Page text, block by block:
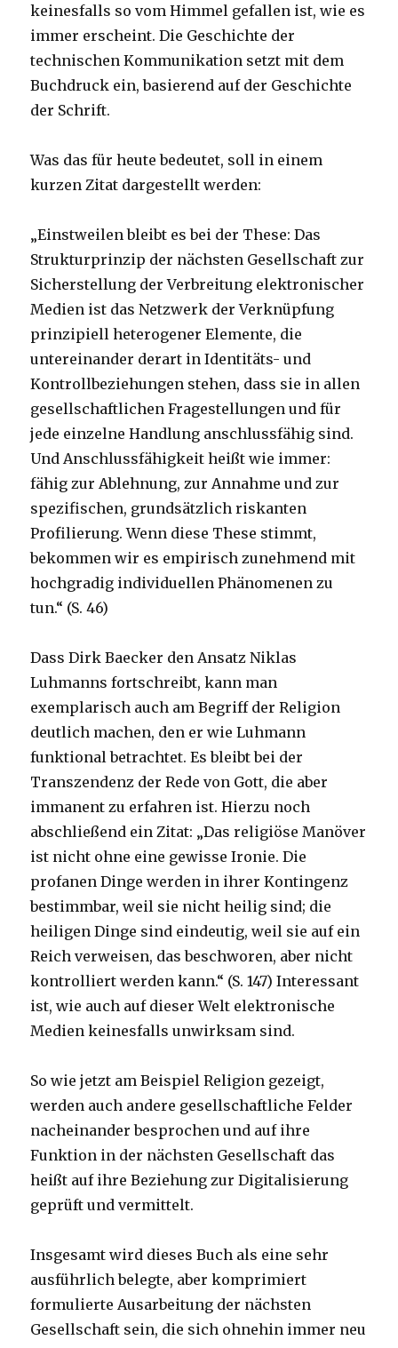
keinesfalls so vom Himmel gefallen ist, wie es
immer erscheint. Die Geschichte der
technischen Kommunikation setzt mit dem
Buchdruck ein, basierend auf der Geschichte
der Schrift.
Was das für heute bedeutet, soll in einem
kurzen Zitat dargestellt werden:
„Einstweilen bleibt es bei der These: Das
Strukturprinzip der nächsten Gesellschaft zur
Sicherstellung der Verbreitung elektronischer
Medien ist das Netzwerk der Verknüpfung
prinzipiell heterogener Elemente, die
untereinander derart in Identitäts- und
Kontrollbeziehungen stehen, dass sie in allen
gesellschaftlichen Fragestellungen und für
jede einzelne Handlung anschlussfähig sind.
Und Anschlussfähigkeit heißt wie immer:
fähig zur Ablehnung, zur Annahme und zur
spezifischen, grundsätzlich riskanten
Profilierung. Wenn diese These stimmt,
bekommen wir es empirisch zunehmend mit
hochgradig individuellen Phänomenen zu
tun.“ (S. 46)
Dass Dirk Baecker den Ansatz Niklas
Luhmanns fortschreibt, kann man
exemplarisch auch am Begriff der Religion
deutlich machen, den er wie Luhmann
funktional betrachtet. Es bleibt bei der
Transzendenz der Rede von Gott, die aber
immanent zu erfahren ist. Hierzu noch
abschließend ein Zitat: „Das religiöse Manöver
ist nicht ohne eine gewisse Ironie. Die
profanen Dinge werden in ihrer Kontingenz
bestimmbar, weil sie nicht heilig sind; die
heiligen Dinge sind eindeutig, weil sie auf ein
Reich verweisen, das beschworen, aber nicht
kontrolliert werden kann.“ (S. 147) Interessant
ist, wie auch auf dieser Welt elektronische
Medien keinesfalls unwirksam sind.
So wie jetzt am Beispiel Religion gezeigt,
werden auch andere gesellschaftliche Felder
nacheinander besprochen und auf ihre
Funktion in der nächsten Gesellschaft das
heißt auf ihre Beziehung zur Digitalisierung
geprüft und vermittelt.
Insgesamt wird dieses Buch als eine sehr
ausführlich belegte, aber komprimiert
formulierte Ausarbeitung der nächsten
Gesellschaft sein, die sich ohnehin immer neu